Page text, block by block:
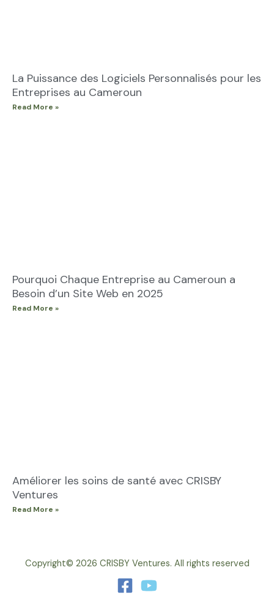
La Puissance des Logiciels Personnalisés pour les
Entreprises au Cameroun
Read More »
Pourquoi Chaque Entreprise au Cameroun a
Besoin d’un Site Web en 2025
Read More »
Améliorer les soins de santé avec CRISBY
Ventures
Read More »
Copyright© 2026 CRISBY Ventures. All rights reserved